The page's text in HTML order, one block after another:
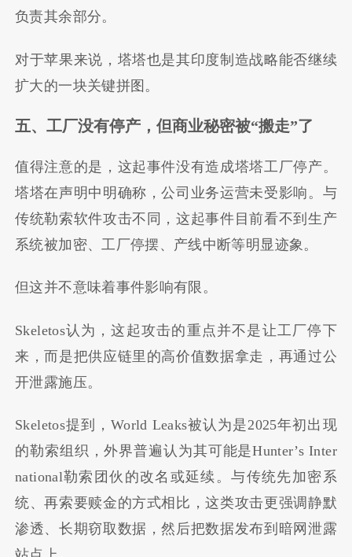
负责其余部分。
对于苹果来说，塔塔也是其印度制造战略能否继续
扩大的一块关键拼图。
五、工厂没有停产，但商业秘密被“搬走”了
值得注意的是，这起事件没有造成塔塔工厂停产。
塔塔在声明中明确称，公司业务运营未受影响。与
传统勒索软件攻击不同，这起事件目前看不到生产
系统被加密、工厂停摆、产线中断等明显迹象。
但这并不意味着事件影响有限。
Skeletos认为，这起攻击的重点并不是让工厂停下
来，而是把供应链里的高价值数据拿走，再通过公
开泄露施压。
Skeletos提到，World Leaks被认为是2025年初出现
的勒索组织，外界普遍认为其可能是Hunter’s Inter
national勒索团伙的改名或延续。与传统先加密系
统、再索要赎金的方式相比，这类攻击更强调静默
渗透、长期窃取数据，然后把数据发布到暗网泄露